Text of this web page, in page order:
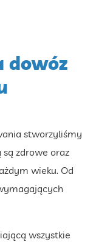
dowóz
stworzyliśmy
zdrowe oraz
wieku. Od
wszystkie